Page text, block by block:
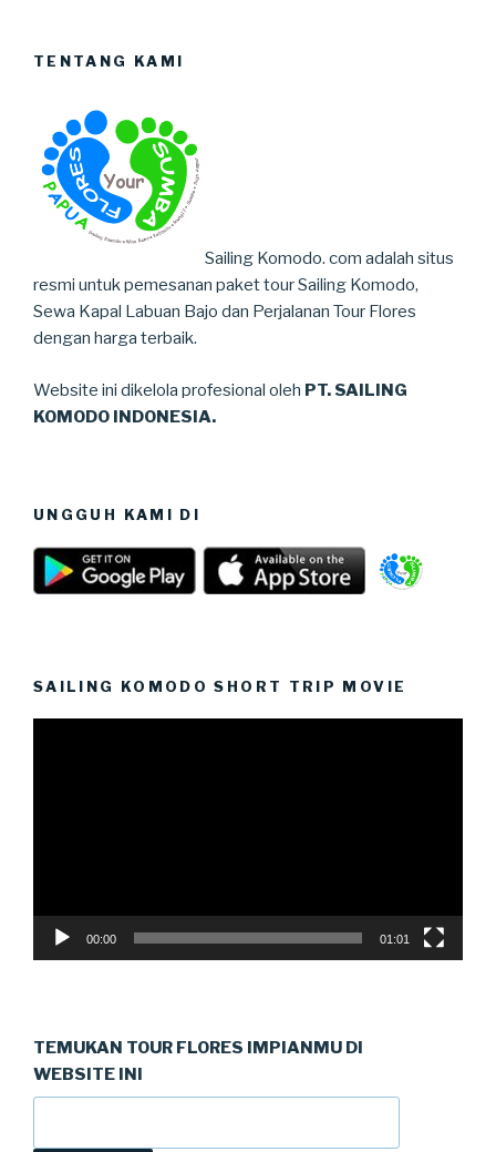
TENTANG KAMI
Sailing Komodo. com adalah situs
resmi untuk pemesanan paket tour Sailing Komodo,
Sewa Kapal Labuan Bajo dan Perjalanan Tour Flores
dengan harga terbaik.
Website ini dikelola profesional oleh PT. SAILING
KOMODO INDONESIA.
UNGGUH KAMI DI
SAILING KOMODO SHORT TRIP MOVIE
00:00 01:01
TEMUKAN TOUR FLORES IMPIANMU DI
WEBSITE INI